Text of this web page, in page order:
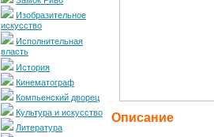
Изобразительное
искусство
Исполнительная
власть
История
Кинематограф
Компьенский дворец
Культура и искусство
Литература
Описание